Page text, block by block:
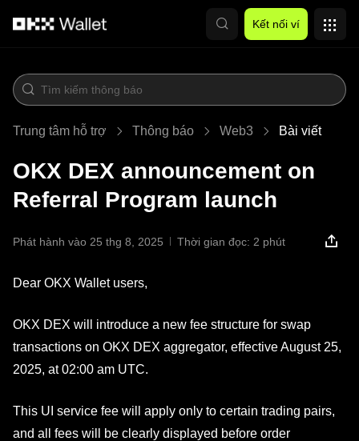
Kết nối ví
Trung tâm hỗ trợ Thông báo Web3 Bài viết
OKX DEX announcement on
Referral Program launch
Phát hành vào 25 thg 8, 2025 Thời gian đọc: 2 phút
Dear OKX Wallet users,
OKX DEX will introduce a new fee structure for swap
transactions on OKX DEX aggregator, effective August 25,
2025, at 02:00 am UTC.
This UI service fee will apply only to certain trading pairs,
and all fees will be clearly displayed before order